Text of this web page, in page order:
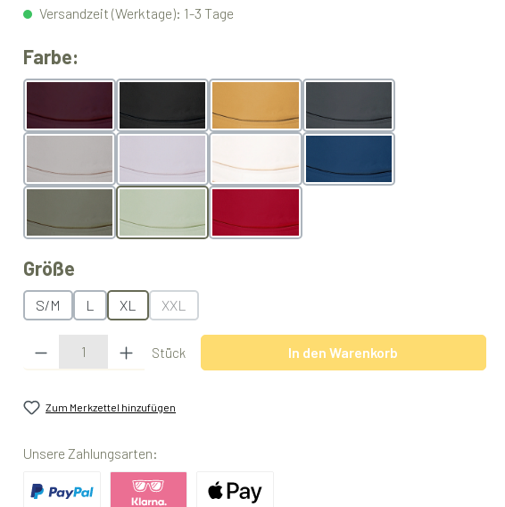
Versandzeit (Werktage): 1-3 Tage
Farbe:
Berry Black Butterscotch
Light Grey Natur Ocean
Olive Pistachio Rubyred
Größeauswählen
S/M L XL XXL
(Diese Option ist zurzeit nicht verfügbar.)
Produkt Anzahl: Gib den gewünschten Wert ein oder benutze die Schaltflächen um die
Stück In den Warenkorb
Zum Merkzettel hinzufügen
Unsere Zahlungsarten: